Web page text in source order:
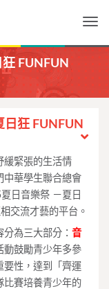
FUNFUN
日狂 FUNFUN
緩緊張的生活情
中華學生聯合總會
日音樂祭 －夏日
交流才藝的平台。
為三大部分： 音
動鼓勵青少年多參
要性，達到「齊運
比賽培養青少年的